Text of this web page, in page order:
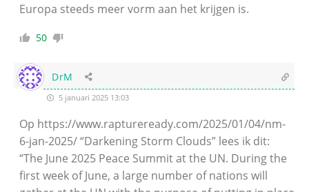
Europa steeds meer vorm aan het krijgen is.
50
DrM
5 januari 2025 13:03
Op https://www.raptureready.com/2025/01/04/nm-
6-jan-2025/ “Darkening Storm Clouds” lees ik dit:
“The June 2025 Peace Summit at the UN. During the
first week of June, a large number of nations will